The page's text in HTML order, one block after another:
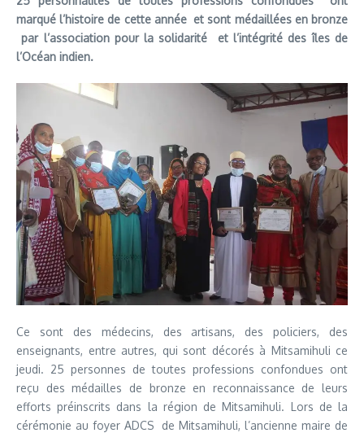
marqué l’histoire de cette année et sont médaillées en bronze
par l’association pour la solidarité et l’intégrité des îles de
l’Océan indien.
Ce sont des médecins, des artisans, des policiers, des
enseignants, entre autres, qui sont décorés à Mitsamihuli ce
jeudi. 25 personnes de toutes professions confondues ont
reçu des médailles de bronze en reconnaissance de leurs
efforts préinscrits dans la région de Mitsamihuli. Lors de la
cérémonie au foyer ADCS de Mitsamihuli, l’ancienne maire de